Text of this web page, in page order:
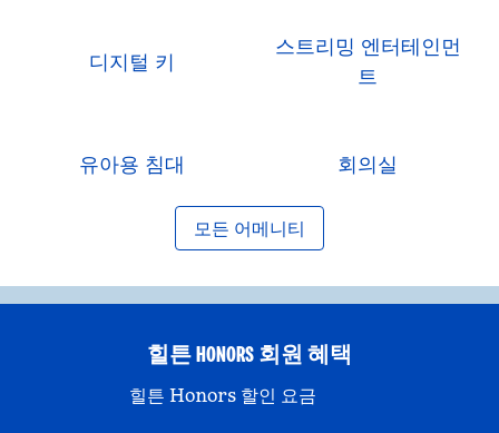
디지털 키
스트리밍 엔터테인먼
트
유아용 침대 회의실
모든 어메니티
힐튼 HONORS 회원 혜택
힐튼 Honors 할인 요금